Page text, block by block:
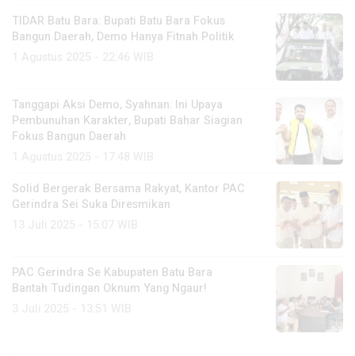
TIDAR Batu Bara: Bupati Batu Bara Fokus
Bangun Daerah, Demo Hanya Fitnah Politik
Tanggapi Aksi Demo, Syahnan: Ini Upaya
Pembunuhan Karakter, Bupati Bahar Siagian
Fokus Bangun Daerah
Solid Bergerak Bersama Rakyat, Kantor PAC
Gerindra Sei Suka Diresmikan
PAC Gerindra Se Kabupaten Batu Bara
Bantah Tudingan Oknum Yang Ngaur!